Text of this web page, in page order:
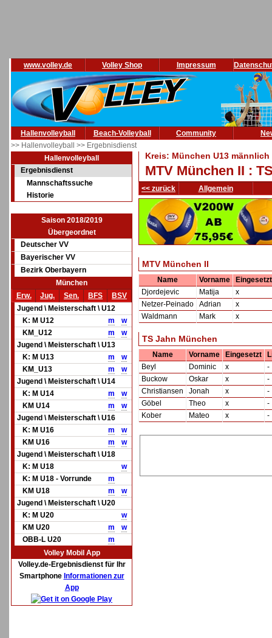
www.volley.de Volley Shop Impressum
Hallenvolleyball Beach-Volleyball Community
>> Hallenvolleyball >> Ergebnisdienst
Hallenvolleyball
Ergebnisdienst
Mannschaftssuche
Historie
Saison 2018/2019
Übergeordnet
Deutscher VV
Bayerischer VV
Bezirk Oberbayern
München
Erw.
Jug. Sen. BFS
BSV
Jugend \ Meisterschaft \ U12
K: M U12
m
w
KM_U12
m
w
Jugend \ Meisterschaft \ U13
K: M U13
m
w
KM_U13
m
w
Jugend \ Meisterschaft \ U14
K: M U14
m
w
KM U14
m
w
Jugend \ Meisterschaft \ U16
K: M U16
m
w
KM U16
m
w
Jugend \ Meisterschaft \ U18
K: M U18
w
K: M U18 - Vorrunde
m
KM U18
m
w
Jugend \ Meisterschaft \ U20
K: M U20
w
KM U20
m
w
OBB-L U20
m
Volley Mobil App
Volley.de-Ergebnisdienst für Ihr
Smartphone Informationen zur
App
Kreis: München U13 männlich
MTV München II :
<< zurück Allgemein
MTV München II
Name Vorname
Eingesetzt
Djordejevic
Matija
x
Netzer-Peinado
Adrian
x
Waldmann
Mark x
TS Jahn München
Name Vorname Eingesetzt
Beyl
Dominic x
-
Buckow
Oskar x
-
Christiansen
Jonah x
-
Göbel
Theo x
-
Kober
Mateo x -